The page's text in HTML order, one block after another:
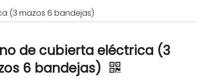
(3 mazos 6 bandejas)
de cubierta eléctrica (3
6 bandejas)